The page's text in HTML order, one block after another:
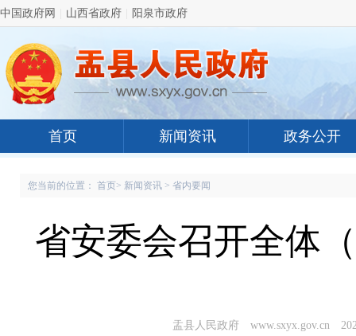
中国政府网 山西省政府 阳泉市政府
首页 新闻资讯 政务公开
您当前的位置： 首页> 新闻资讯 > 省内要闻
省安委会召开全体
盂县人民政府 www.sxyx.gov.cn